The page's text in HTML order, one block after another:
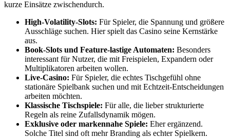
kurze Einsätze zwischendurch.
High-Volatility-Slots: Für Spieler, die Spannung und größere
Ausschläge suchen. Hier spielt das Casino seine Kernstärke
aus.
Book-Slots und Feature-lastige Automaten: Besonders
interessant für Nutzer, die mit Freispielen, Expandern oder
Multiplikatoren arbeiten wollen.
Live-Casino: Für Spieler, die echtes Tischgefühl ohne
stationäre Spielbank suchen und mit Echtzeit-Entscheidungen
arbeiten möchten.
Klassische Tischspiele: Für alle, die lieber strukturierte
Regeln als reine Zufallsdynamik mögen.
Exklusive oder markennahe Spiele: Eher ergänzend.
Solche Titel sind oft mehr Branding als echter Spielkern.